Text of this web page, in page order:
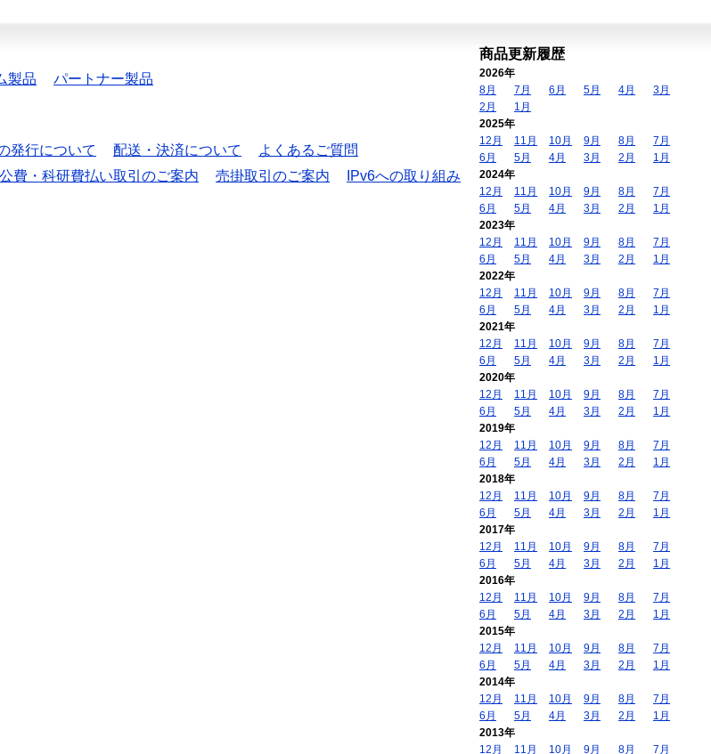
製品 パートナー製品
発行について 配送・決済について
よくあるご質問
費・科研費払い取引のご案内 売掛取引のご案内
IPv6への取り組み
商品更新履歴
2026年
8月
7月 6月 5月 4月
3月
2月
1月
2025年
12月
11月 10月 9月 8月
7月
6月
5月 4月 3月 2月
1月
2024年
12月
11月 10月 9月 8月
7月
6月
5月 4月 3月 2月
1月
2023年
12月
11月 10月 9月 8月
7月
6月
5月 4月 3月 2月
1月
2022年
12月
11月 10月 9月 8月
7月
6月
5月 4月 3月 2月
1月
2021年
12月
11月 10月 9月 8月
7月
6月
5月 4月 3月 2月
1月
2020年
12月
11月 10月 9月 8月
7月
6月
5月 4月 3月 2月
1月
2019年
12月
11月 10月 9月 8月
7月
6月
5月 4月 3月 2月
1月
2018年
12月
11月 10月 9月 8月
7月
6月
5月 4月 3月 2月
1月
2017年
12月
11月 10月 9月 8月
7月
6月
5月 4月 3月 2月
1月
2016年
12月
11月 10月 9月 8月
7月
6月
5月 4月 3月 2月
1月
2015年
12月
11月 10月 9月 8月
7月
6月
5月 4月 3月 2月
1月
2014年
12月
11月 10月 9月 8月
7月
6月
5月 4月 3月 2月
1月
2013年
12月
11月 10月 9月 8月 7月